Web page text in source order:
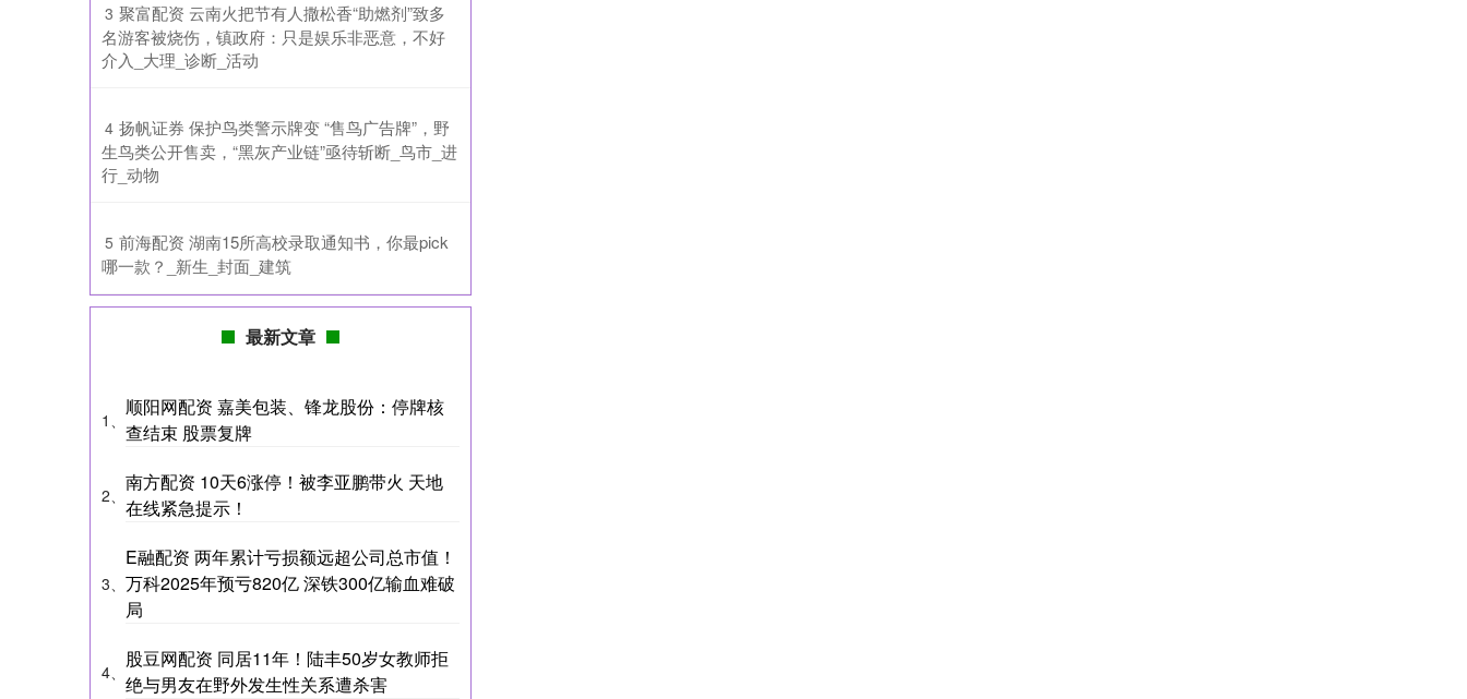
3 ​聚富配资 云南火把节有人撒松香“助燃剂”致多
名游客被烧伤，镇政府：只是娱乐非恶意，不好
介入_大理_诊断_活动
4 ​扬帆证券 保护鸟类警示牌变 “售鸟广告牌”，野
生鸟类公开售卖，“黑灰产业链”亟待斩断_鸟市_进
行_动物
5 ​前海配资 湖南15所高校录取通知书，你最pick
哪一款？_新生_封面_建筑
最新文章
1、
顺阳网配资 嘉美包装、锋龙股份：停牌核
查结束 股票复牌
2、
南方配资 10天6涨停！被李亚鹏带火 天地
在线紧急提示！
3、
E融配资 两年累计亏损额远超公司总市值！
万科2025年预亏820亿 深铁300亿输血难破
局
4、
股豆网配资 同居11年！陆丰50岁女教师拒
绝与男友在野外发生性关系遭杀害